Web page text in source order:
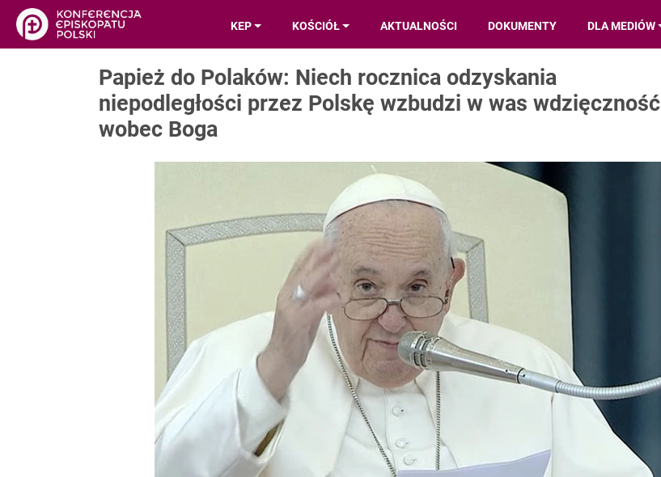
KEP KOŚCIÓŁ AKTUALNOŚCI DOKUMENTY DLA MEDIÓW
Papież do Polaków: Niech rocznica odzyskania
niepodległości przez Polskę wzbudzi w was wdzięczność
wobec Boga